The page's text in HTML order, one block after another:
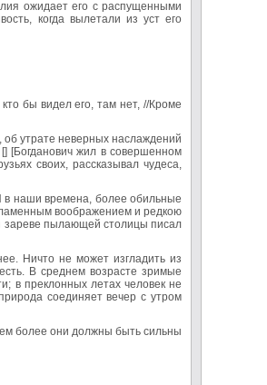
ожидает его с распущенными
когда вылетали из уст его
бы видел его, там нет, //Кроме
утрате неверных наслаждений
[Богданович жил в совершенном
своих, рассказывал чудеса,
в наши времена, более обильные
воображением и редкою
зареве пылающей столицы писал
Ничто не может изгладить из
В среднем возрасте зримые
в преклонных летах человек не
соединяет вечер с утром
более они должны быть сильны